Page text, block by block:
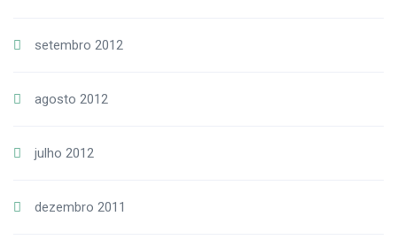
setembro 2012
agosto 2012
julho 2012
dezembro 2011